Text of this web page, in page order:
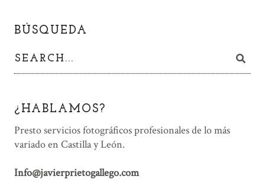
BÚSQUEDA
¿HABLAMOS?
Presto servicios fotográficos profesionales de lo más
variado en Castilla y León.
Info@javierprietogallego.com